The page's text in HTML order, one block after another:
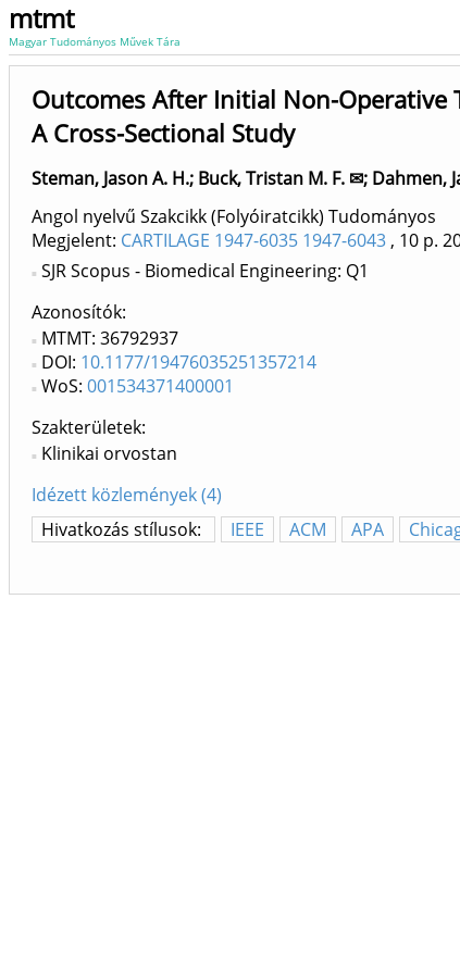
mtmt
Magyar Tudományos Művek Tára
Outcomes After Initial Non-Operative
A Cross-Sectional Study
Steman, Jason A. H.; Buck, Tristan M. F. ✉; Dahmen,
Angol nyelvű Szakcikk (Folyóiratcikk) Tudományos
Megjelent: CARTILAGE 1947-6035 1947-6043 , 10 p.
SJR Scopus - Biomedical Engineering: Q1
Azonosítók
MTMT: 36792937
DOI: 10.1177/19476035251357214
WoS: 001534371400001
Szakterületek:
Klinikai orvostan
Idézett közlemények (4)
Hivatkozás stílusok:
IEEE ACM APA